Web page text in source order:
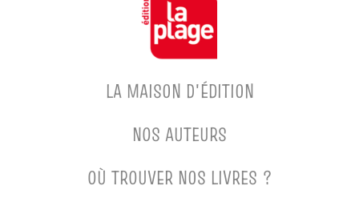
LA MAISON D'ÉDITION
NOS AUTEURS
OÙ TROUVER NOS LIVRES ?